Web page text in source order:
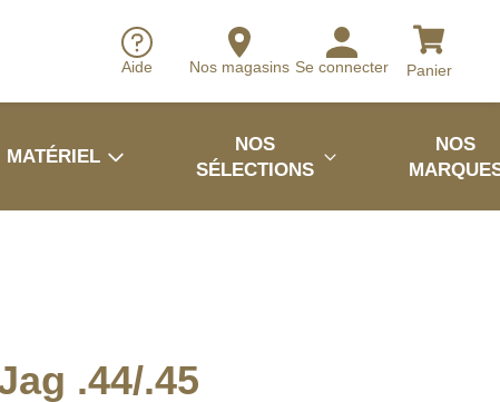
Aide Nos magasins Se connecter Panier
MATÉRIEL
NOS
SÉLECTIONS
NOS
.44/.45